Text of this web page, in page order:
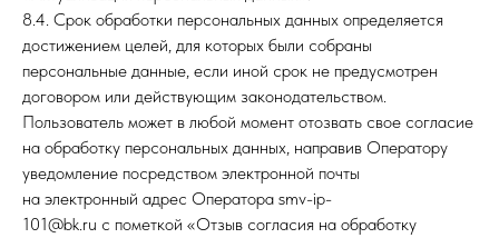
8.4. Срок обработки персональных данных определяется
достижением целей, для которых были собраны
персональные данные, если иной срок не предусмотрен
договором или действующим законодательством.
Пользователь может в любой момент отозвать свое согласие
на обработку персональных данных, направив Оператору
уведомление посредством электронной почты
на электронный адрес Оператора smv-ip-
101@bk.ru с пометкой «Отзыв согласия на обработку